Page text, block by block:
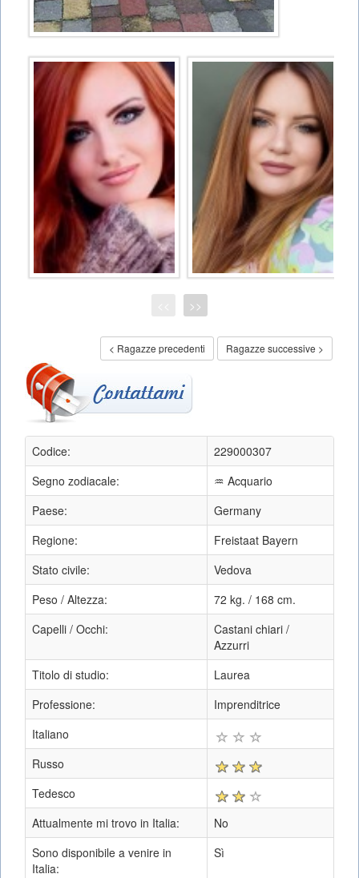
>>
< Ragazze precedenti Ragazze successive >
Codice:
229000307
Segno zodiacale:
♒ Acquario
Paese:
Germany
Regione:
Freistaat Bayern
Stato civile:
Vedova
Peso / Altezza:
72 kg. / 168 cm.
Capelli / Occhi:
Castani chiari /
Azzurri
Titolo di studio:
Laurea
Professione:
Imprenditrice
Italiano
Russo
Tedesco
Attualmente mi trovo in Italia:
No
Sono disponibile a venire in
Italia:
Sì